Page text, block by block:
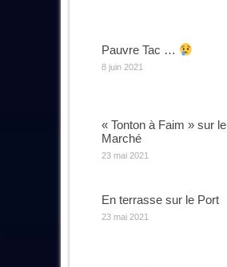
Pauvre Tac …
8 juin 2021
« Tonton à Faim » sur le
Marché
23 mai 2021
En terrasse sur le Port
23 mai 2021